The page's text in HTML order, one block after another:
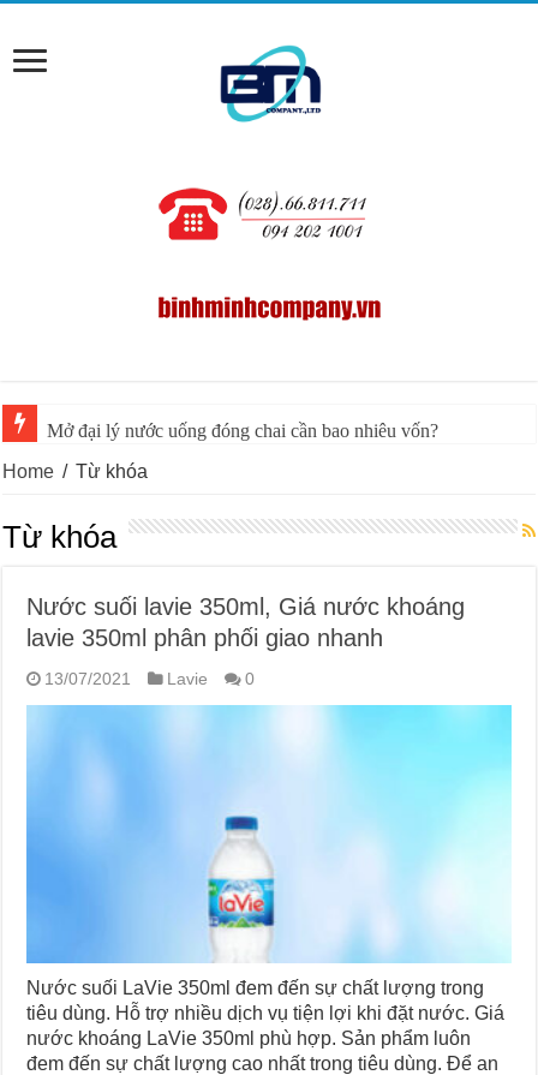
Mở đại lý nước uống đóng chai cần bao nhiêu vốn?
Home / Từ khóa
Từ khóa
Nước suối lavie 350ml, Giá nước khoáng
lavie 350ml phân phối giao nhanh
13/07/2021 Lavie 0
Nước suối LaVie 350ml đem đến sự chất lượng trong
tiêu dùng. Hỗ trợ nhiều dịch vụ tiện lợi khi đặt nước. Giá
nước khoáng LaVie 350ml phù hợp. Sản phẩm luôn
đem đến sự chất lượng cao nhất trong tiêu dùng. Để an